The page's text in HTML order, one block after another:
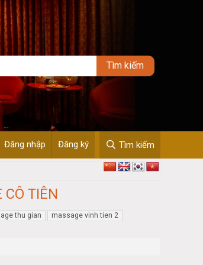
Đăng nhập Đăng ký Tìm kiếm
CÔ TIÊN
thu gian
massage vinh tien 2